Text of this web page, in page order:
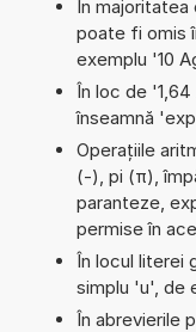
În
poate fi omis
exemplu '10
În loc de
înseamnă
Operațiile
(-), pi (π),
paranteze,
permise în
În locul literei
simplu 'u', de
În abrevierile